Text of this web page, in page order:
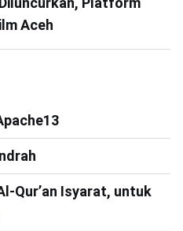
Aceh
Qur’an Isyarat, untuk